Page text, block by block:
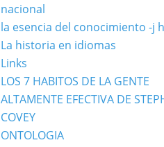
nacional
la esencia del conocimiento -j
La historia en idiomas
Links
LOS 7 HABITOS DE LA GENTE
ALTAMENTE EFECTIVA DE
COVEY
ONTOLOGIA